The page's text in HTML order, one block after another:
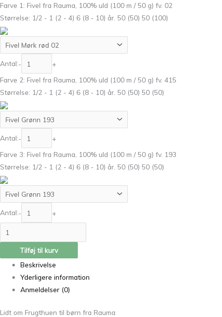
Farve 1: Fivel fra Rauma, 100% uld (100 m / 50 g) fv. 02
Størrelse: 1/2 - 1 (2 - 4) 6 (8 - 10) år. 50 (50) 50 (100)
Antal:-
+
Farve 2: Fivel fra Rauma, 100% uld (100 m / 50 g) fv. 415
Størrelse: 1/2 - 1 (2 - 4) 6 (8 - 10) år. 50 (50) 50 (50)
Antal:-
+
Farve 3: Fivel fra Rauma, 100% uld (100 m / 50 g) fv. 193
Størrelse: 1/2 - 1 (2 - 4) 6 (8 - 10) år. 50 (50) 50 (50)
Antal:- +
Tilføj til kurv
Beskrivelse
Yderligere information
Anmeldelser (0)
Lidt om Frugthuen til børn fra Rauma